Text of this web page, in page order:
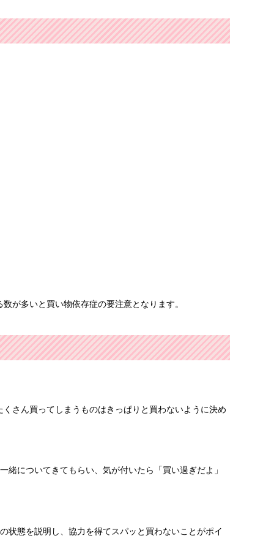
が多いと買い物依存症の要注意となります。
さん買ってしまうものはきっぱりと買わないように決め
についてきてもらい、気が付いたら「買い過ぎだよ」
状態を説明し、協力を得てスパッと買わないことがポイ